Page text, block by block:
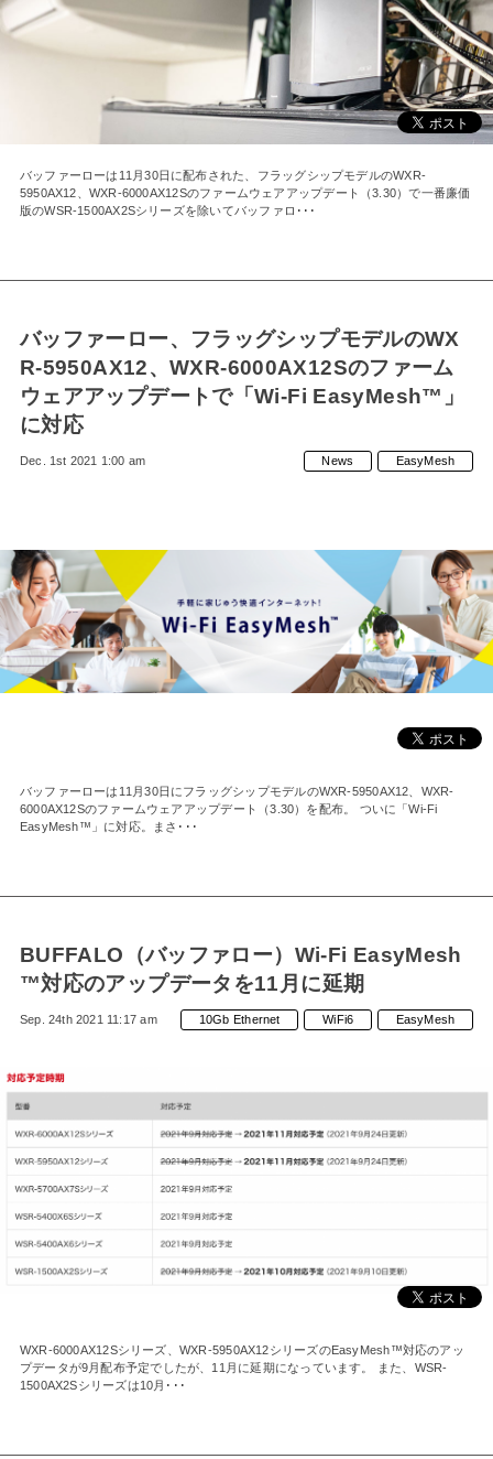
バッファーローは11月30日に配布された、フラッグシップモデルのWXR-
5950AX12、WXR-6000AX12Sのファームウェアアップデート（3.30）で一番廉価
版のWSR-1500AX2Sシリーズを除いてバッファロ･･･
バッファーロー、フラッグシップモデルのWX
R-5950AX12、WXR-6000AX12Sのファーム
ウェアアップデートで「Wi-Fi EasyMesh™」
に対応
Dec. 1st 2021 1:00 am News EasyMesh
バッファーローは11月30日にフラッグシップモデルのWXR-5950AX12、WXR-
6000AX12Sのファームウェアアップデート（3.30）を配布。 ついに「Wi-Fi
EasyMesh™」に対応。まさ･･･
BUFFALO（バッファロー）Wi-Fi EasyMesh
™対応のアップデータを11月に延期
Sep. 24th 2021 11:17 am 10Gb Ethernet WiFi6 EasyMesh
WXR-6000AX12Sシリーズ、WXR-5950AX12シリーズのEasyMesh™対応のアッ
プデータが9月配布予定でしたが、11月に延期になっています。 また、WSR-
1500AX2Sシリーズは10月･･･